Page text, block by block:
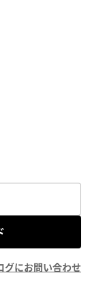
グにお問い合わせ